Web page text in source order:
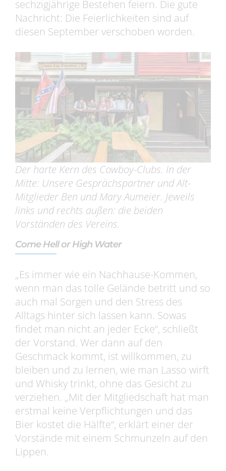
sechzigjährige Bestehen feiern. Die gute
Nachricht: Die Feierlichkeiten sind auf
diesen September verschoben worden.
Der harte Kern des Cowboy-Clubs. In der
Mitte: Unsere Gesprächspartner und Alt-
Mitglieder Ben und Mary Aumeier. Jeweils
links und rechts außen: die beiden
Vorständen des Vereins.
Come Hell or High Water
„Es immer wie ein Nachhause-Kommen,
wenn man das tolle Gelände betritt und so
auch mal Sorgen und den Stress des
Alltags hinter sich lassen kann. Sowas
findet man nicht an jeder Ecke“, schließt
der Vorstand. Wer dann auf den
Geschmack kommt, ist willkommen, zu
bleiben und zu lernen, wie man Lasso wirft
und Whisky trinkt, ohne das Gesicht zu
verziehen. „Mit der Mitgliedschaft hat man
erstmal keine Verpflichtungen und das
Bier kostet die Hälfte“, erklärt einer der
Vorstände mit einem Schmunzeln auf den
Lippen.